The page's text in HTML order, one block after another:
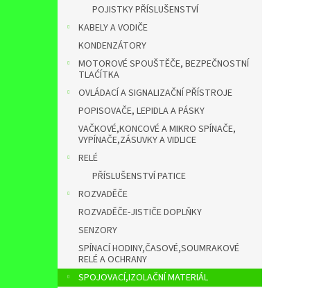
POJISTKY PŘÍSLUŠENSTVÍ
KABELY A VODIČE
KONDENZÁTORY
MOTOROVÉ SPOUŠTĚČE, BEZPEČNOSTNÍ
TLAĆÍTKA
OVLÁDACÍ A SIGNALIZAČNÍ PŘÍSTROJE
POPISOVAČE, LEPIDLA A PÁSKY
VAČKOVÉ,KONCOVÉ A MIKRO SPÍNAČE,
VYPÍNAČE,ZÁSUVKY A VIDLICE
RELÉ
PŘÍSLUŠENSTVÍ PATICE
ROZVADĚČE
ROZVADĚČE-JISTIČE DOPLŇKY
SENZORY
SPÍNACÍ HODINY,ČASOVÉ,SOUMRAKOVÉ
RELÉ A OCHRANY
SPOJOVACÍ,IZOLAČNÍ MATERIÁL